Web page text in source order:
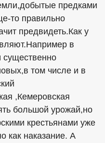
предками
то правильно
предвидеть.Как у
в
существенно
том числе и в
,Кемеровская
большой урожай,но
крестьянами уже
как наказание. А